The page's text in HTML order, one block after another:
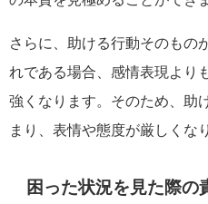
さらに、助ける行動そのもの
れである場合、感情表現より
強くなります。そのため、助
まり、表情や態度が厳しくな
困った状況を見た際の